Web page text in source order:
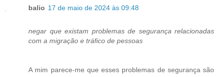
balio 17 de maio de 2024 às 09:48
negar que existam problemas de segurança relacionadas
com a migração e tráfico de pessoas
A mim parece-me que esses problemas de segurança são